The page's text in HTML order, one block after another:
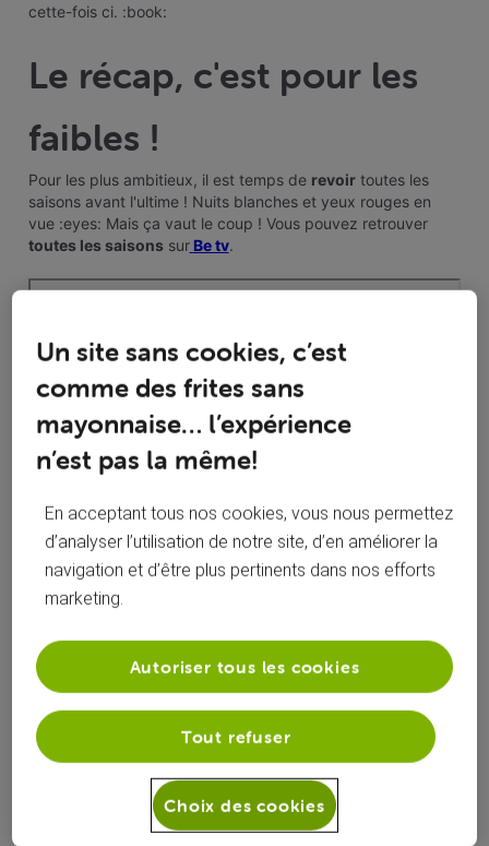
cette-fois ci. :book:
Le récap, c'est pour les
faibles !
Pour les plus ambitieux, il est temps de revoirtoutes les
saisons avant l'ultime ! Nuits blanches et yeux rouges en
vue :eyes: Mais ça vaut le coup ! Vous pouvez retrouver
toutes les saisonssur Be tv.
Retrouvez l'ultime saison dès le 15 avril sur
. Alors,
prêt à passer des heures devant la TV ? Qui aimeriez-vous
voir sur le Trône de Fer ? Dracaaaryyyys
Un site sans cookies, c’est
comme des frites sans
mayonnaise… l’expérience
n’est pas la même!
En acceptant tous nos cookies, vous nous permettez
d’analyser l’utilisation de notre site, d’en améliorer la
navigation et d’être plus pertinents dans nos efforts
marketing.
Tout refuser
Autoriser tous les cookies
Choix des cookies